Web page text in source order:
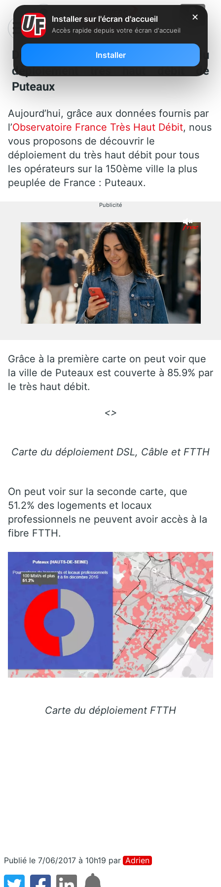
Découvrez les cartes du
déploiement très haut débit de
Puteaux
Aujourd’hui, grâce aux données fournis par
l’Observatoire France Très Haut Débit, nous
vous proposons de découvrir le
déploiement du très haut débit pour tous
les opérateurs sur la 150ème ville la plus
peuplée de France : Puteaux.
Publicité
Grâce à la première carte on peut voir que
la ville de Puteaux est couverte à 85.9% par
le très haut débit.
<>
Carte du déploiement DSL, Câble et FTTH
On peut voir sur la seconde carte, que
51.2% des logements et locaux
professionnels ne peuvent avoir accès à la
fibre FTTH.
Carte du déploiement FTTH
Publié le 7/06/2017 à 10h19 par Adrien
✕
Installer sur l'écran d'accueil
Accès rapide depuis votre écran d'accueil
Installer